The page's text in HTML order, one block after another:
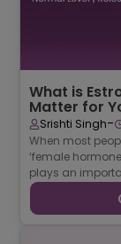
What is
Matter for
Srishti Singh-
When most
‘female
plays an